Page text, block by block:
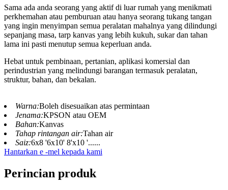
Sama ada anda seorang yang aktif di luar rumah yang menikmati
perkhemahan atau pemburuan atau hanya seorang tukang tangan
yang ingin menyimpan semua peralatan mahalnya yang dilindungi
sepanjang masa, tarp kanvas yang lebih kukuh, sukar dan tahan
lama ini pasti menutup semua keperluan anda.
Hebat untuk pembinaan, pertanian, aplikasi komersial dan
perindustrian yang melindungi barangan termasuk peralatan,
struktur, bahan, dan bekalan.
Warna:Boleh disesuaikan atas permintaan
Jenama:KPSON atau OEM
Bahan:Kanvas
Tahap rintangan air:Tahan air
Saiz:6x8 '6x10' 8'x10 '......
Hantarkan e -mel kepada kami
Perincian produk